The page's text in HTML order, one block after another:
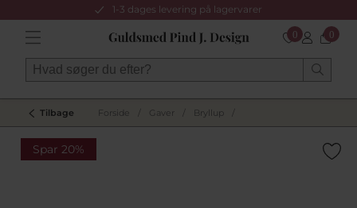
1-3 dages levering på lagervarer
0 0
Tilbage Forside Gaver Bryllup
Spar 20%